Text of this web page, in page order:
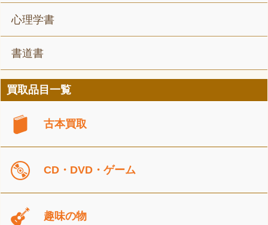
心理学書
書道書
買取品目一覧
古本買取
CD・DVD・ゲーム
趣味の物